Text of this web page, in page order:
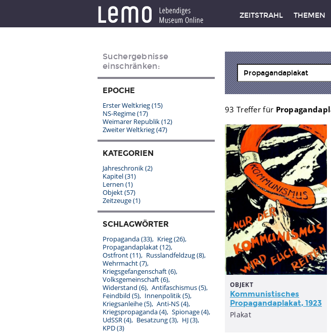
ZEITSTRAHL THEMEN
93 Treffer für
OBJEKT
Kommunistisches
Propagandaplakat, 1923
Plakat
Suchergebnisse
einschränken:
EPOCHE
Erster Weltkrieg(15)
NS-Regime(17)
Weimarer Republik(12)
Zweiter Weltkrieg(47)
KATEGORIEN
Jahreschronik(2)
Kapitel(31)
Lernen (1)
Objekt(57)
Zeitzeuge(1)
SCHLAGWÖRTER
Propaganda(33) Krieg(26)
Propagandaplakat(12)
Ostfront(11) Russlandfeldzug(8)
Wehrmacht(7)
Kriegsgefangenschaft(6)
Volksgemeinschaft(6)
Widerstand (6) Antifaschismus(5)
Feindbild (5) Innenpolitik(5)
Kriegsanleihe(5) Anti-NS(4)
Kriegspropaganda(4) Spionage(4)
UdSSR(4) Besatzung(3) HJ(3)
KPD(3)